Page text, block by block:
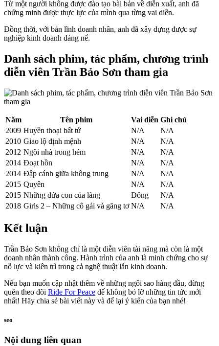
Từ một người không được đào tạo bài bản về diễn xuất, anh đã
chứng minh được thực lực của mình qua từng vai diễn.
Đồng thời, với bản lĩnh doanh nhân, anh đã xây dựng được sự
nghiệp kinh doanh đáng nể.
Danh sách phim, tác phẩm, chương trình
diễn viên Trần Bảo Sơn tham gia
Năm Tên phim Vai diễn Ghi chú
2009 Huyền thoại bất tử N/A
N/A
2010 Giao lộ định mệnh N/A
N/A
2012 Ngôi nhà trong hẻm N/A
N/A
2014 Đoạt hồn N/A
N/A
2014 Đập cánh giữa không trung N/A
N/A
2015 Quyên N/A
N/A
2015 Những đứa con của làng Đông
N/A
2018 Girls 2 – Những cô gái và găng tơ N/A N/A
Kết luận
Trần Bảo Sơn không chỉ là một diễn viên tài năng mà còn là một
doanh nhân thành công. Hành trình của anh là minh chứng cho sự
nỗ lực và kiên trì trong cả nghệ thuật lẫn kinh doanh.
Nếu bạn muốn cập nhật thêm về những ngôi sao hàng đầu, đừng
quên theo dõi Ride For Peace để không bỏ lỡ những tin tức mới
nhất! Hãy chia sẻ bài viết này và để lại ý kiến của bạn nhé!
seo
Nội dung liên quan